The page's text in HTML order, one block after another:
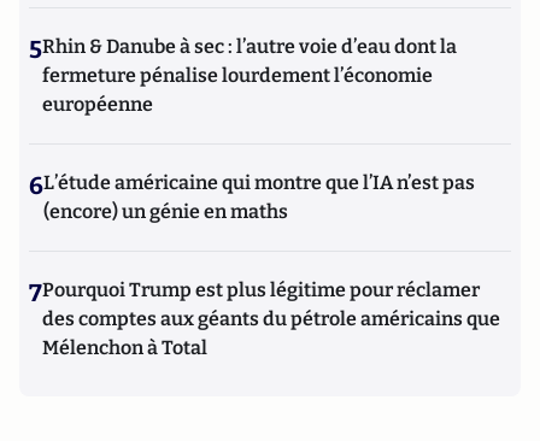
5Rhin & Danube à sec : l’autre voie d’eau dont la
fermeture pénalise lourdement l’économie
européenne
6L’étude américaine qui montre que l’IA n’est pas
(encore) un génie en maths
7Pourquoi Trump est plus légitime pour réclamer
des comptes aux géants du pétrole américains que
Mélenchon à Total